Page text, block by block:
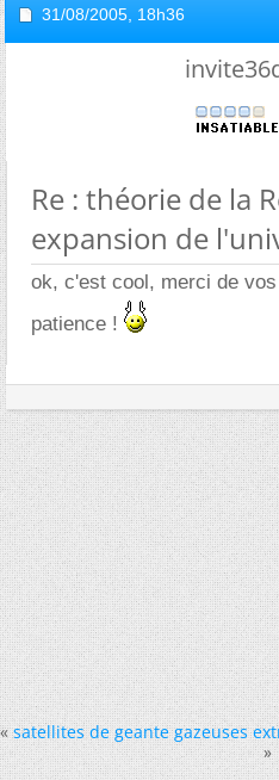
31/08/2005, 18h36
Re : théorie de la
expansion de
ok, c'est cool, merci de
patience !
« satellites de geante gazeuses
»